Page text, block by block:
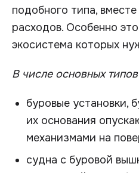
подобного типа,
расходов. Особенно
экосистема которых
В числе основных
буровые установки,
их основания
механизмами на
судна с буровой